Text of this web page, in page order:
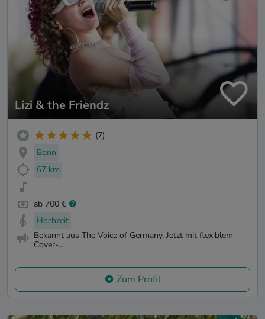
Lizi & the Friendz
(7)
Bonn
67 km
ab 700 €
Hochzeit
Bekannt aus The Voice of Germany. Jetzt mit flexiblem
Cover-...
Zum Profil